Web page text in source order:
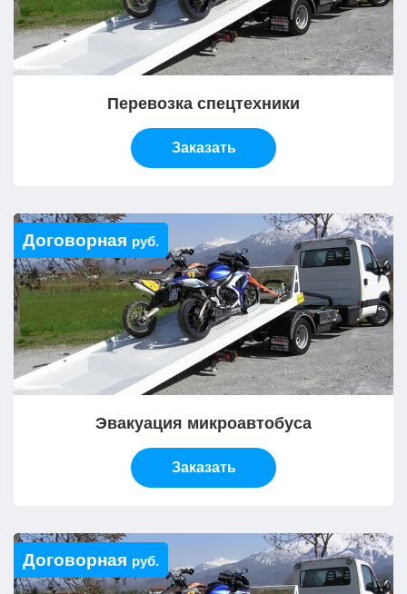
Перевозка спецтехники
Заказать
Договорная руб.
Эвакуация микроавтобуса
Заказать
Договорная руб.